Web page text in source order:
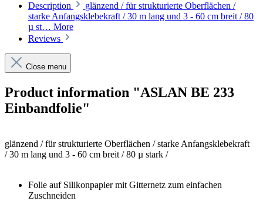
Description
glänzend / für strukturierte Oberflächen /
starke Anfangsklebekraft / 30 m lang und 3 - 60 cm breit / 80
µ st… More
Reviews
Close menu
Product information "ASLAN BE 233
Einbandfolie"
glänzend /für strukturierte Oberflächen / starke Anfangsklebekraft
/30 m lang und 3 - 60 cm breit /80 µ stark /
Folie auf Silikonpapier mit Gitternetz zum einfachen
Zuschneiden